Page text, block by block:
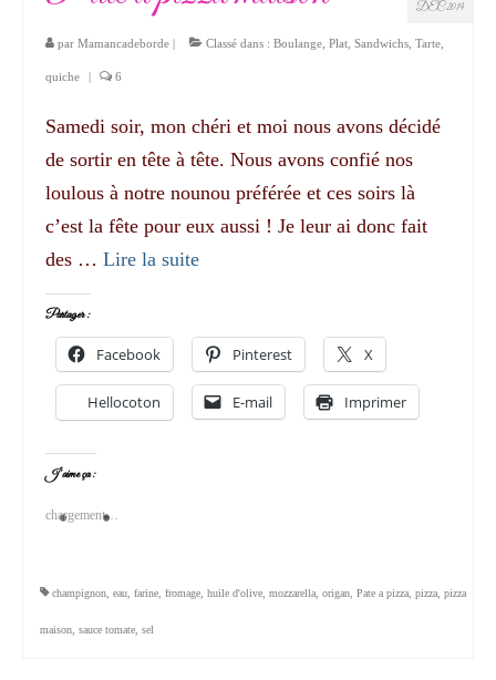
DÉC 2014
par Mamancadeborde | Classé dans : Boulange Plat Sandwichs Tarte,
quiche | 6
Samedi soir, mon chéri et moi nous avons décidé
de sortir en tête à tête. Nous avons confié nos
loulous à notre nounou préférée et ces soirs là
c’est la fête pour eux aussi ! Je leur ai donc fait
des … Lire la suite­­
Partager :
Facebook Pinterest X
Hellocoton E-mail Imprimer
J’aime ça :
chargement…
champignon eau farine fromage huile d'olive mozzarella origan Pate a pizza pizza pizza
maison sauce tomate sel